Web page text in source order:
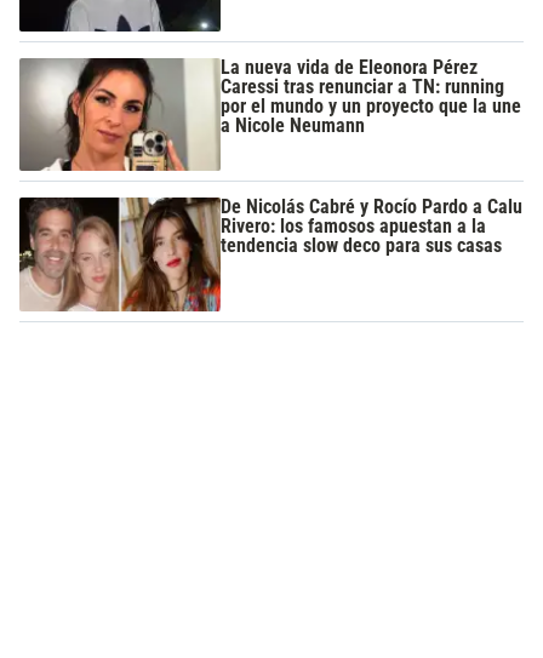
La nueva vida de Eleonora Pérez
Caressi tras renunciar a TN: running
por el mundo y un proyecto que la une
a Nicole Neumann
De Nicolás Cabré y Rocío Pardo a Calu
Rivero: los famosos apuestan a la
tendencia slow deco para sus casas